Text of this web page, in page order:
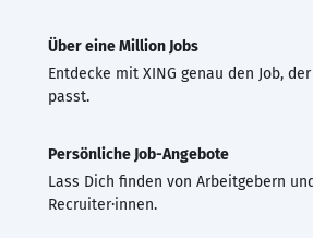
Über eine Million Jobs
Entdecke mit XING genau den Job,
passt.
Persönliche Job-Angebote
Lass Dich finden von Arbeitgebern
Recruiter·innen.